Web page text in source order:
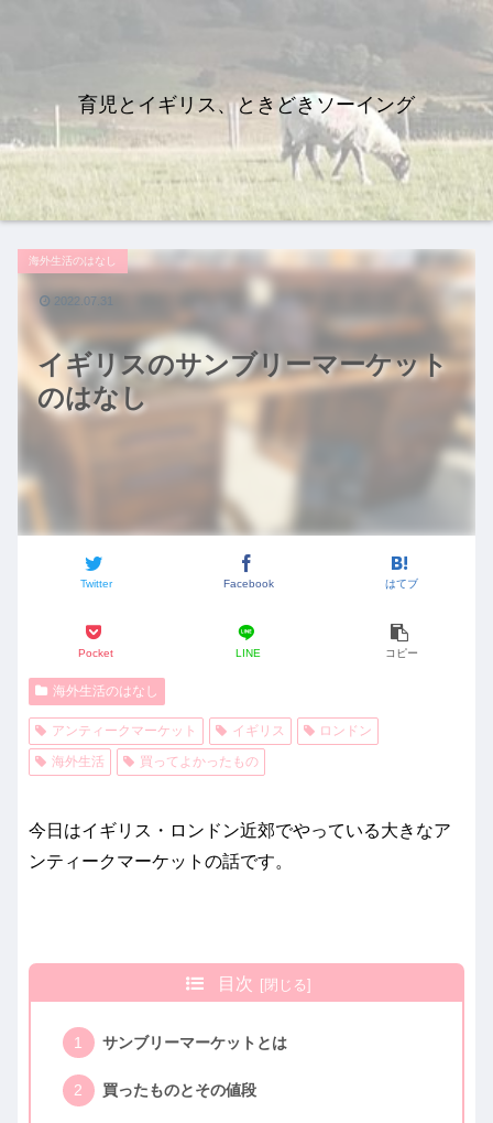
育児とイギリス、ときどきソーイング
イギリスのサンブリーマーケット
のはなし
海外生活のはなし
Twitter Facebook はてブ
Pocket LINE コピー
2022.07.31
海外生活のはなし
アンティークマーケット イギリス
ロンドン
海外生活
買ってよかったもの
今日はイギリス・ロンドン近郊でやっている大きなア
ンティークマーケットの話です。
目次
サンブリーマーケットとは
買ったものとその値段